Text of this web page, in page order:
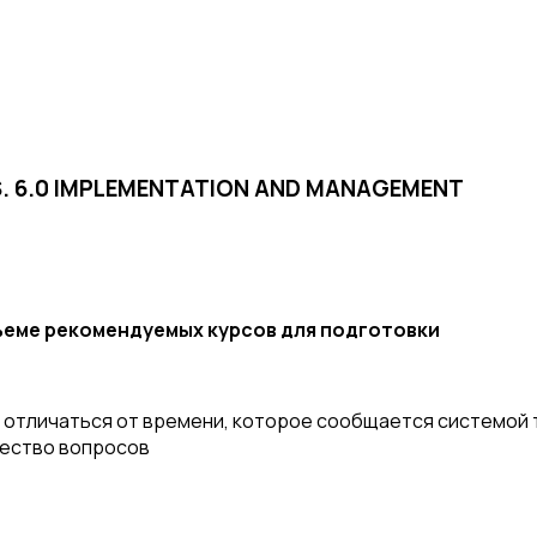
IMPLEMENTATION AND MANAGEMENT
рекомендуемых курсов для подготовки
от времени, которое сообщается системой
вопросов